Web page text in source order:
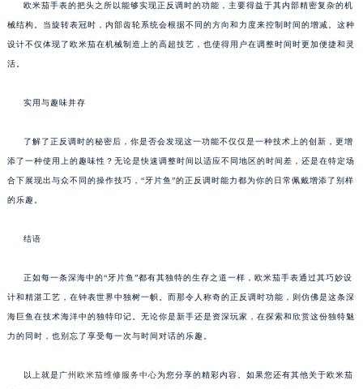
欧米茄手表的把头之所以能够实现正反调时的功能，主要得益于其内部精密复杂的机
械结构。当旋转表冠时，内部齿轮系统会根据不同的方向和力度来控制时间的增减。这种
设计不仅体现了欧米茄在机械制造上的高超技艺，也使得用户在调整时间时更加便捷和灵
活。
实用与趣味并存
了解了正反调时的秘密后，你是否会发现这一功能不仅仅是一种技术上的创新，更增
添了一种使用上的趣味性？无论是快速调整时间以适应不同地区的时间差，还是在特定场
合下展现出与众不同的操作技巧，“牙片鱼”的正反调时能力都为你的日常佩戴增添了别样
的乐趣。
结语
正如每一条深海中的“牙片鱼”都有其独特的生存之道一样，欧米茄手表通过其巧妙设
计和精湛工艺，在钟表世界中独树一帜。而那令人称奇的正反调时功能，则仿佛是这条深
海巨鱼在技术海洋中的独特印记。无论你是新手还是资深玩家，在探索和欣赏这份独特魅
力的同时，也别忘了享受每一次与时间对话的乐趣。
以上就是 广州欧米茄维修服务中心为您分享的精彩内容。如果您还有其他关于欧米茄